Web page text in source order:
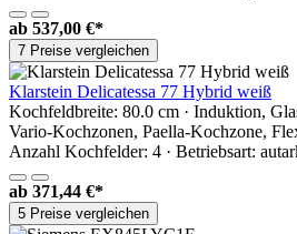
ab 537,00 €*
7 Preise vergleichen
Klarstein Delicatessa 77 Hybrid weiß
Kochfeldbreite: 80.0 cm · Induktion,
Vario-Kochzonen, Paella-Kochzone,
Anzahl Kochfelder: 4 · Betriebsart:
ab 371,44 €*
5 Preise vergleichen